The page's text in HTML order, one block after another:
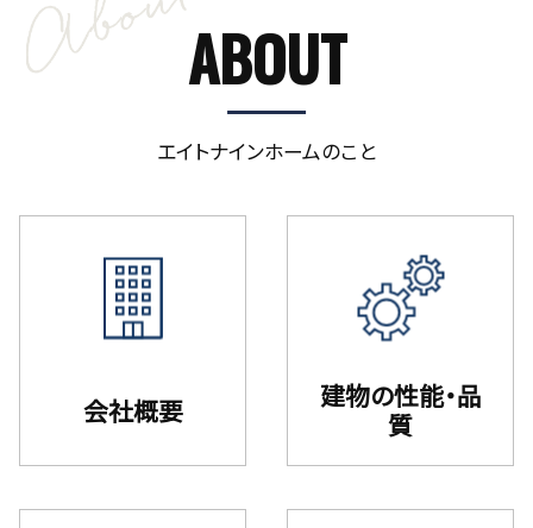
ABOUT
エイトナインホームのこと
会社概要
建物の性能・品
質